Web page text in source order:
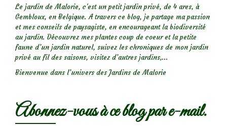
Le jardin de Malorie, c'est un petit jardin privé, de 4 ares, à
Gembloux, en Belgique. A travers ce blog, je partage ma passion
et mes conseils de paysagiste, en encourageant la biodiversité
au jardin. Découvrez mes plantes coup de coeur et la petite
faune d’un jardin naturel, suivez les chroniques de mon jardin
privé au fil des saisons, visitez d’autres jardins,...
Bienvenue dans l’univers des Jardins de Malorie
Abonnez-vous à ce blog par e-mail.